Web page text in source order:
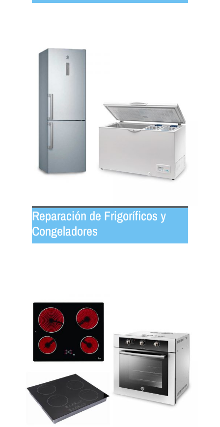
Reparación de Frigoríficos y
Congeladores